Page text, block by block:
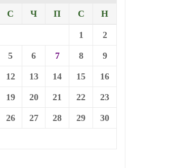
С Ч П С Н
1 2
5 6 7 8 9
12 13 14 15 16
19 20 21 22 23
26 27 28 29 30